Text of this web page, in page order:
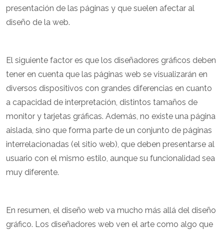
presentación de las páginas y que suelen afectar al
diseño de la web.
El siguiente factor es que los diseñadores gráficos deben
tener en cuenta que las páginas web se visualizarán en
diversos dispositivos con grandes diferencias en cuanto
a capacidad de interpretación, distintos tamaños de
monitor y tarjetas gráficas. Además, no existe una página
aislada, sino que forma parte de un conjunto de páginas
interrelacionadas (el sitio web), que deben presentarse al
usuario con el mismo estilo, aunque su funcionalidad sea
muy diferente.
En resumen, el diseño web va mucho más allá del diseño
gráfico. Los diseñadores web ven el arte como algo que